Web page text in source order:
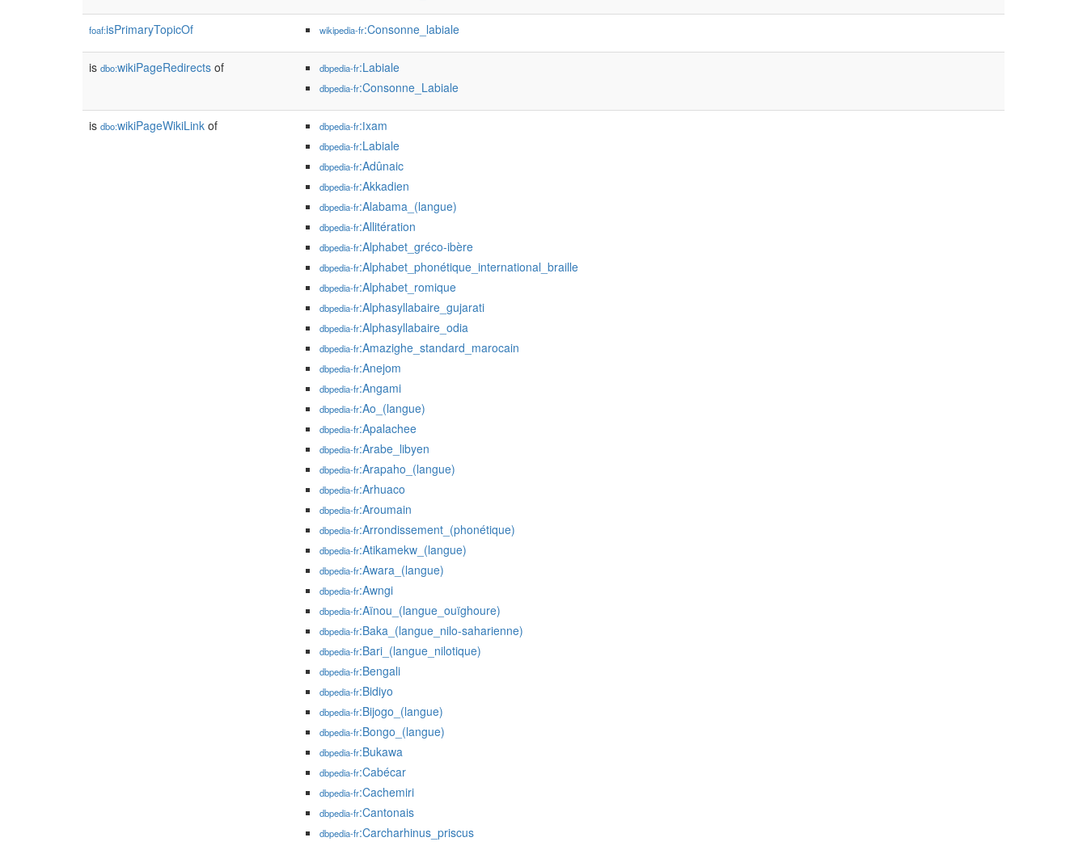
foaf:isPrimaryTopicOf wikipedia-fr:Consonne_labiale
is dbo:wikiPageRedirects of dbpedia-fr:Labiale
dbpedia-fr:Consonne_Labiale
is dbo:wikiPageWikiLink of dbpedia-fr:ǀxam
dbpedia-fr:Labiale
dbpedia-fr:Adûnaic
dbpedia-fr:Akkadien
dbpedia-fr:Alabama_(langue)
dbpedia-fr:Allitération
dbpedia-fr:Alphabet_gréco-ibère
dbpedia-fr:Alphabet_phonétique_international_braille
dbpedia-fr:Alphabet_romique
dbpedia-fr:Alphasyllabaire_gujarati
dbpedia-fr:Alphasyllabaire_odia
dbpedia-fr:Amazighe_standard_marocain
dbpedia-fr:Anejom
dbpedia-fr:Angami
dbpedia-fr:Ao_(langue)
dbpedia-fr:Apalachee
dbpedia-fr:Arabe_libyen
dbpedia-fr:Arapaho_(langue)
dbpedia-fr:Arhuaco
dbpedia-fr:Aroumain
dbpedia-fr:Arrondissement_(phonétique)
dbpedia-fr:Atikamekw_(langue)
dbpedia-fr:Awara_(langue)
dbpedia-fr:Awngi
dbpedia-fr:Aïnou_(langue_ouïghoure)
dbpedia-fr:Baka_(langue_nilo-saharienne)
dbpedia-fr:Bari_(langue_nilotique)
dbpedia-fr:Bengali
dbpedia-fr:Bidiyo
dbpedia-fr:Bijogo_(langue)
dbpedia-fr:Bongo_(langue)
dbpedia-fr:Bukawa
dbpedia-fr:Cabécar
dbpedia-fr:Cachemiri
dbpedia-fr:Cantonais
dbpedia-fr:Carcharhinus_priscus